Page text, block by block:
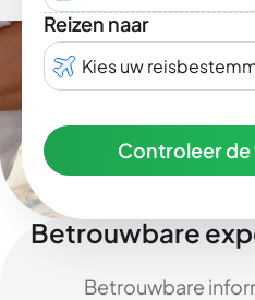
Reizen naar
Kies uw
Controleer de
Betrouwbare
Betrouwbare